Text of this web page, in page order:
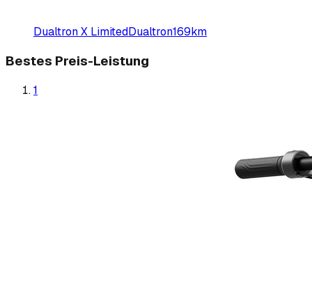
Dualtron X LimitedDualtron169km
Bestes Preis-Leistung
1